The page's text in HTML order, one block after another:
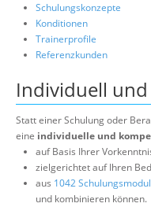
Schulungskonzepte
Konditionen
Trainerprofile
Referenzkunden
Individuell
Statt einer Schulung oder
eine individuelle und
auf Basis Ihrer
zielgerichtet auf Ihren
aus 1042
und kombinieren können.